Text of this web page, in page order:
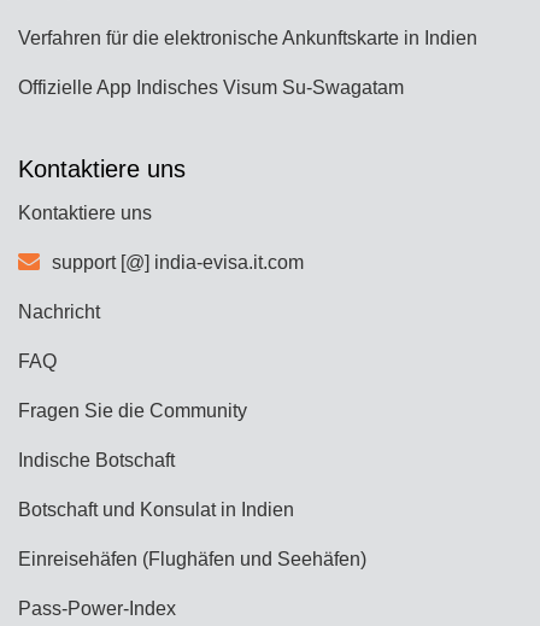
Verfahren für die elektronische Ankunftskarte in Indien
Offizielle App Indisches Visum Su-Swagatam
Kontaktiere uns
Kontaktiere uns
support [@] india-evisa.it.com
Nachricht
FAQ
Fragen Sie die Community
Indische Botschaft
Botschaft und Konsulat in Indien
Einreisehäfen (Flughäfen und Seehäfen)
Pass-Power-Index